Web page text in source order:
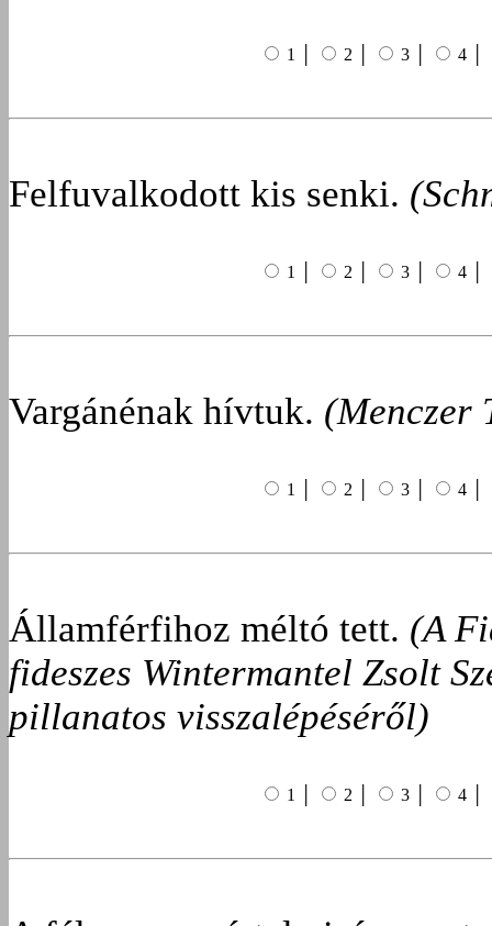
1 │ 2 │ 3 │ 4 │
Felfuvalkodott kis senki.
1 │ 2 │ 3 │ 4 │
Vargánénak hívtuk. (Menczer
1 │ 2 │ 3 │ 4 │
Államférfihoz méltó tett. (A
fideszes Wintermantel Zsolt
pillanatos visszalépéséről)
1 │ 2 │ 3 │ 4 │